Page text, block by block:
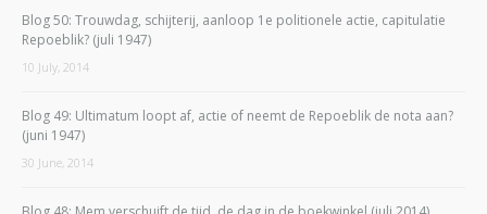
Blog 50: Trouwdag, schijterij, aanloop 1e politionele actie, capitulatie
Repoeblik? (juli 1947)
10 July, 2014
Blog 49: Ultimatum loopt af, actie of neemt de Repoeblik de nota aan?
(juni 1947)
30 June, 2014